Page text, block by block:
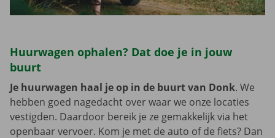
Huurwagen ophalen? Dat doe je in jouw
buurt
Je huurwagen haal je op in de buurt van Donk. We
hebben goed nagedacht over waar we onze locaties
vestigden. Daardoor bereik je ze gemakkelijk via het
openbaar vervoer. Kom je met de auto of de fiets? Dan